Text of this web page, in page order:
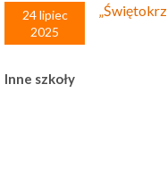
24 lipiec
2025
Inne szkoły